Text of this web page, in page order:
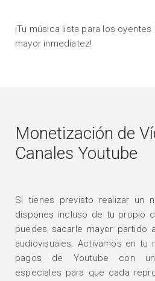
¡Tu música lista para los
mayor inmediatez!
Monetización de
Canales Youtube
Si tienes previsto realizar un
dispones incluso de tu propio
puedes sacarle mayor partido
audiovisuales. Activamos en tu
pagos de Youtube con
especiales para que cada